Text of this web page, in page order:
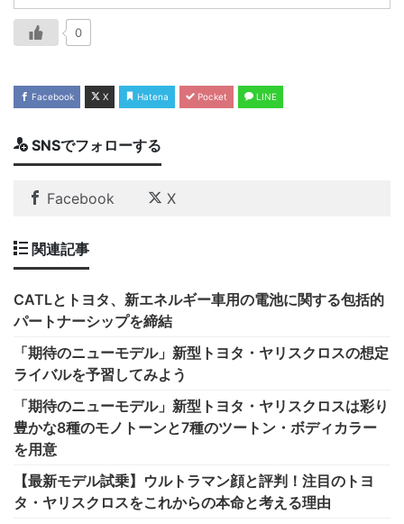
0
Facebook X Hatena Pocket LINE
SNSでフォローする
Facebook X
関連記事
CATLとトヨタ、新エネルギー車用の電池に関する包括的
パートナーシップを締結
「期待のニューモデル」新型トヨタ・ヤリスクロスの想定
ライバルを予習してみよう
「期待のニューモデル」新型トヨタ・ヤリスクロスは彩り
豊かな8種のモノトーンと7種のツートン・ボディカラー
を用意
【最新モデル試乗】ウルトラマン顔と評判！注目のトヨ
タ・ヤリスクロスをこれからの本命と考える理由